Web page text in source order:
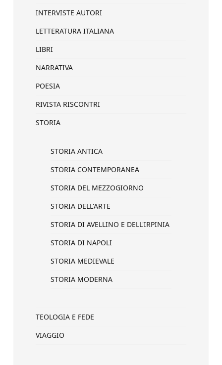
INTERVISTE AUTORI
LETTERATURA ITALIANA
LIBRI
NARRATIVA
POESIA
RIVISTA RISCONTRI
STORIA
STORIA ANTICA
STORIA CONTEMPORANEA
STORIA DEL MEZZOGIORNO
STORIA DELL'ARTE
STORIA DI AVELLINO E DELL'IRPINIA
STORIA DI NAPOLI
STORIA MEDIEVALE
STORIA MODERNA
TEOLOGIA E FEDE
VIAGGIO